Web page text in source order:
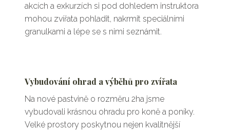
akcích a exkurzích si pod dohledem instruktora
mohou zvířata pohladit, nakrmit speciálními
granulkami a lépe se s nimi seznámit.
Vybudování ohrad a výběhů pro zvířata
Na nové pastvině o rozměru 2ha jsme
vybudovali krásnou ohradu pro koně a poníky.
Velké prostory poskytnou nejen kvalitnější